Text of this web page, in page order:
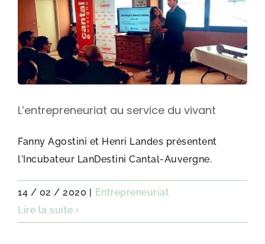
L’entrepreneuriat au service du vivant
Fanny Agostini et Henri Landes présentent
l'Incubateur LanDestini Cantal-Auvergne.
14 / 02 / 2020 | Entrepreneuriat
Lire la suite